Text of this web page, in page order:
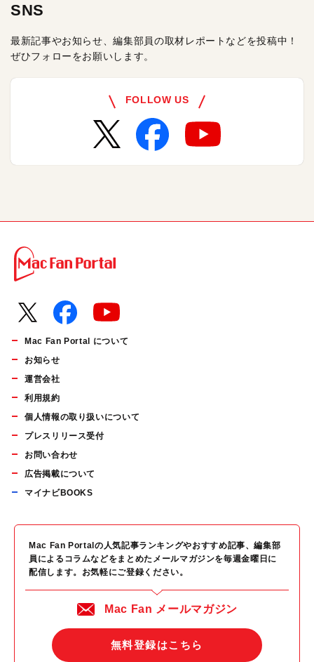
SNS
最新記事やお知らせ、編集部員の取材レポートなどを投稿中！
ぜひフォローをお願いします。
FOLLOW US
Mac Fan Portal について
お知らせ
運営会社
利用規約
個人情報の取り扱いについて
プレスリリース受付
お問い合わせ
広告掲載について
マイナビBOOKS
Mac Fan Portalの人気記事ランキングやおすすめ記事、編集部
員によるコラムなどをまとめたメールマガジンを毎週金曜日に
配信します。お気軽にご登録ください。
Mac Fan メールマガジン
無料登録はこちら